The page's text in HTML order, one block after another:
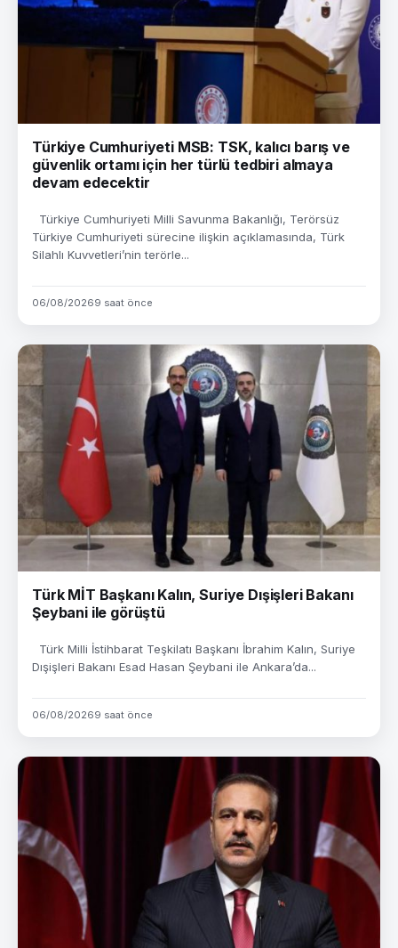
Türkiye Cumhuriyeti MSB: TSK, kalıcı barış ve
güvenlik ortamı için her türlü tedbiri almaya
devam edecektir
Türkiye Cumhuriyeti Milli Savunma Bakanlığı, Terörsüz
Türkiye Cumhuriyeti sürecine ilişkin açıklamasında, Türk
Silahlı Kuvvetleri’nin terörle...
06/08/20269 saat önce
Türk MİT Başkanı Kalın, Suriye Dışişleri Bakanı
Şeybani ile görüştü
Türk Milli İstihbarat Teşkilatı Başkanı İbrahim Kalın, Suriye
Dışişleri Bakanı Esad Hasan Şeybani ile Ankara’da...
06/08/20269 saat önce